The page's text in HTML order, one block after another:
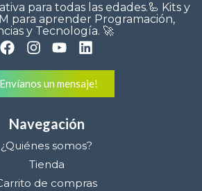
para todas las edades.🦾 Kits y
para aprender Programación,
y Tecnología. 🚀
un mensaje!
Navegación
¿Quiénes somos?
Tienda
de compras